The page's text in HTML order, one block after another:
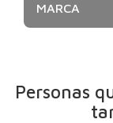
MARCA
Personas